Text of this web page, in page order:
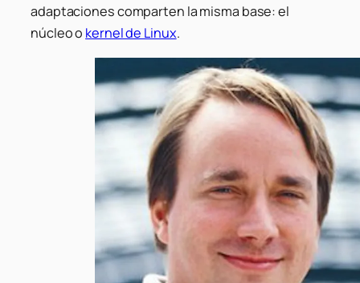
adaptaciones comparten la misma base: el
núcleo o kernel de Linux.